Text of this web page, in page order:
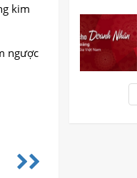
kim
ngược